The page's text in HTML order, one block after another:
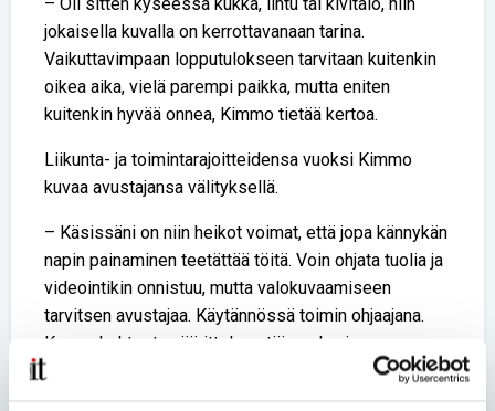
jokaisella kuvalla on kerrottavanaan tarina.
Vaikuttavimpaan lopputulokseen tarvitaan kuitenkin
oikea aika, vielä parempi paikka, mutta eniten
kuitenkin hyvää onnea, Kimmo tietää kertoa.
Liikunta- ja toimintarajoitteidensa vuoksi Kimmo
kuvaa avustajansa välityksellä.
– Käsissäni on niin heikot voimat, että jopa kännykän
napin painaminen teetättää töitä. Voin ohjata tuolia ja
videointikin onnistuu, mutta valokuvaamiseen
tarvitsen avustajaa. Käytännössä toimin ohjaajana.
Kerron kohteet, määrittelen etäisyyden ja
kuvakulmat, mutta avustaja hoitaa teknisen puolen.